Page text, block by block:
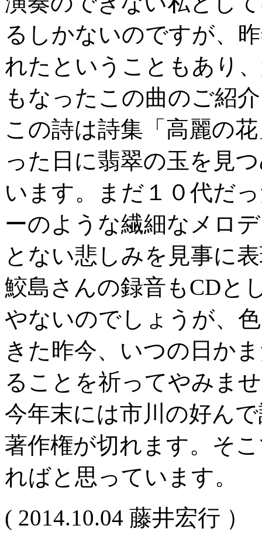
るしかないのですが、
れたということもあり
もなったこの曲のご紹
この詩は詩集「高麗の
った日に翡翠の玉を見
います。まだ１０代だ
ーのような繊細なメロ
とない悲しみを見事に
鮫島さんの録音もCDと
やないのでしょうが、
きた昨今、いつの日か
ることを祈ってやみま
今年末には市川の好ん
著作権が切れます。そ
ればと思っています。
( 2014.10.04 藤井宏行 ）